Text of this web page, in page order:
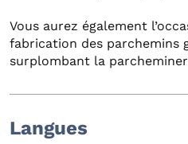
Vous aurez également
fabrication des parchemins
surplombant la
Langues